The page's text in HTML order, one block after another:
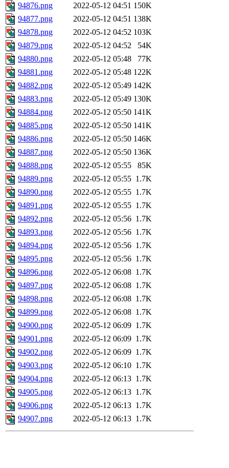
94876.png
2022-05-12 04:51 150K
94877.png
2022-05-12 04:51 138K
94878.png
2022-05-12 04:52 103K
94879.png
2022-05-12 04:52
54K
94880.png
2022-05-12 05:48
77K
94881.png
2022-05-12 05:48 122K
94882.png
2022-05-12 05:49 142K
94883.png
2022-05-12 05:49 130K
94884.png
2022-05-12 05:50 141K
94885.png
2022-05-12 05:50 141K
94886.png
2022-05-12 05:50 146K
94887.png
2022-05-12 05:50 136K
94888.png
2022-05-12 05:55
85K
94889.png
2022-05-12 05:55 1.7K
94890.png
2022-05-12 05:55 1.7K
94891.png
2022-05-12 05:55 1.7K
94892.png
2022-05-12 05:56 1.7K
94893.png
2022-05-12 05:56 1.7K
94894.png
2022-05-12 05:56 1.7K
94895.png
2022-05-12 05:56 1.7K
94896.png
2022-05-12 06:08 1.7K
94897.png
2022-05-12 06:08 1.7K
94898.png
2022-05-12 06:08 1.7K
94899.png
2022-05-12 06:08 1.7K
94900.png
2022-05-12 06:09 1.7K
94901.png
2022-05-12 06:09 1.7K
94902.png
2022-05-12 06:09 1.7K
94903.png
2022-05-12 06:10 1.7K
94904.png
2022-05-12 06:13 1.7K
94905.png
2022-05-12 06:13 1.7K
94906.png
2022-05-12 06:13 1.7K
94907.png
2022-05-12 06:13 1.7K